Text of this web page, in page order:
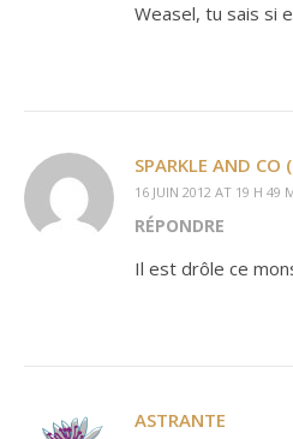
Weasel, tu sais si
SPARKLE AND CO
16 JUIN 2012 AT 19 H 49
RÉPONDRE
Il est drôle ce
ASTRANTE